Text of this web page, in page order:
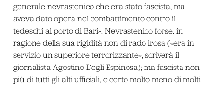
generale nevrastenico che era stato fascista, ma
aveva dato opera nel combattimento contro il
tedeschi al porto di Bari». Nevrastenico forse, in
ragione della sua rigidità non di rado irosa («era in
servizio un superiore terrorizzante», scriverà il
giornalista Agostino Degli Espinosa); ma fascista non
più di tutti gli alti ufficiali, e certo molto meno di molti.